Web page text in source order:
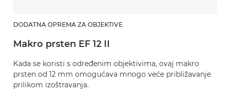
DODATNA OPREMA ZA OBJEKTIVE
Makro prsten EF 12 II
Kada se koristi s određenim objektivima, ovaj makro
prsten od 12 mm omogućava mnogo veće približavanje
prilikom izoštravanja.